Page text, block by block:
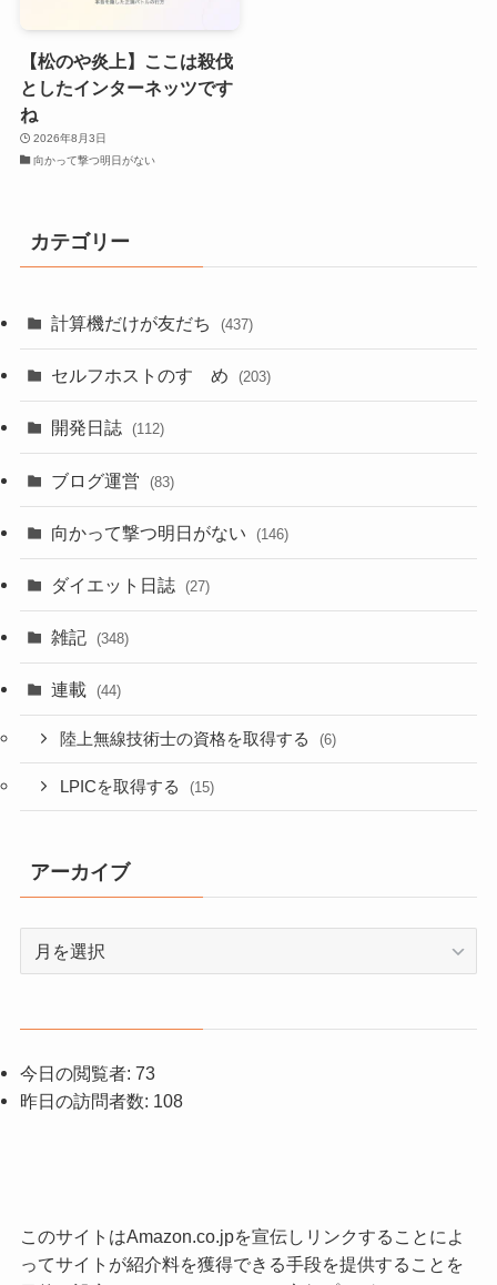
【松のや炎上】ここは殺伐
としたインターネッツです
ね
2026年8月3日
向かって撃つ明日がない
カテゴリー
計算機だけが友だち (437)
セルフホストのすゝめ (203)
開発日誌 (112)
ブログ運営 (83)
向かって撃つ明日がない (146)
ダイエット日誌 (27)
雑記 (348)
連載 (44)
陸上無線技術士の資格を取得する (6)
LPICを取得する (15)
アーカイブ
今日の閲覧者: 73
昨日の訪問者数: 108
このサイトはAmazon.co.jpを宣伝しリンクすることによ
ってサイトが紹介料を獲得できる手段を提供することを